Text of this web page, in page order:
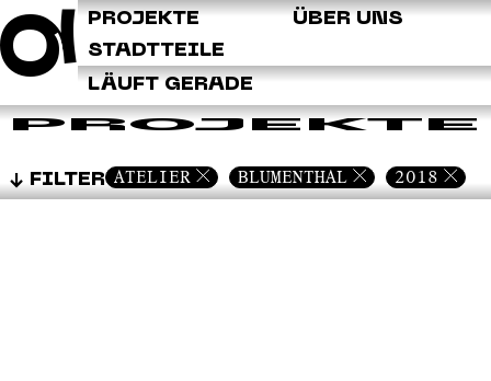
ÜBER UNS
PROJEKTE
STADTTEILE
LÄUFT GERADE
PROJEKTE
FILTER ATELIER BLUMENTHAL 2018